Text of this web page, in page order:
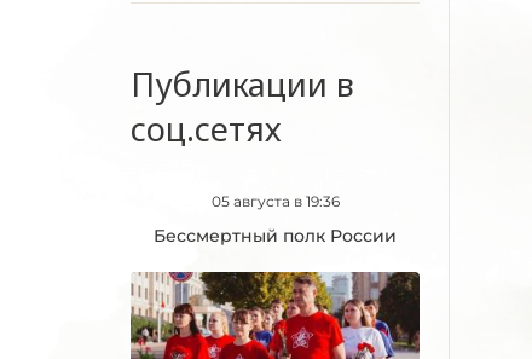
Публикации в
соц.сетях
05 августа в 19:36
Бессмертный полк России